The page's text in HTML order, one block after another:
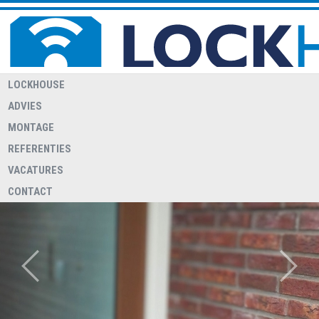
LOCKHOUSE
ADVIES
MONTAGE
REFERENTIES
VACATURES
CONTACT
Lockhouse heeft een 24/7 storingsdienst voor relaties met een